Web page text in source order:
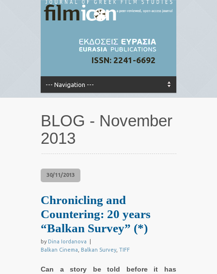
ISSN: 2241-6692
BLOG - November
2013
30/11/2013
Chronicling and
Countering: 20 years
“Balkan Survey” (*)
by Dina Iordanova
Balkan Cinema
Balkan Survey TIFF
Can a story be told before it has